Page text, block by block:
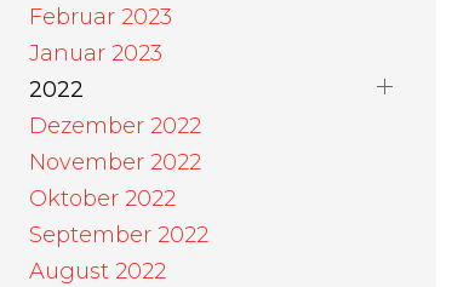
Februar 2023
Januar 2023
2022
Dezember 2022
November 2022
Oktober 2022
September 2022
August 2022